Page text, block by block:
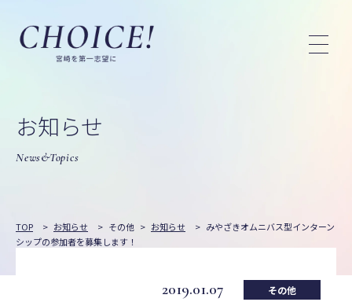
お知らせ
News&Topics
TOP > お知らせ > その他 > お知らせ > みやざきオムニバス型インターン
シップの参加者を募集します！
2019.01.07 その他